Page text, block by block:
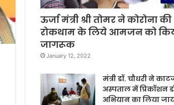
ऊर्जा मंत्री श्री तोमर ने कोरोना की
रोकथाम के लिये आमजन को
जागरूक
January 12, 2022
मंत्री डॉ. चौधरी ने
अस्पताल में प्रिकॉशन
अभियान का लिया